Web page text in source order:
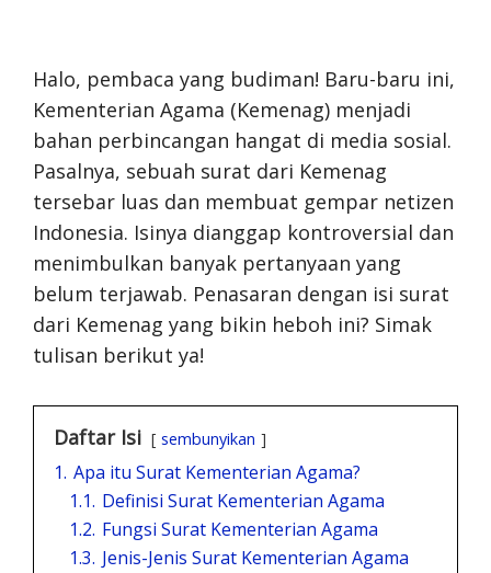
Halo, pembaca yang budiman! Baru-baru ini,
Kementerian Agama (Kemenag) menjadi
bahan perbincangan hangat di media sosial.
Pasalnya, sebuah surat dari Kemenag
tersebar luas dan membuat gempar netizen
Indonesia. Isinya dianggap kontroversial dan
menimbulkan banyak pertanyaan yang
belum terjawab. Penasaran dengan isi surat
dari Kemenag yang bikin heboh ini? Simak
tulisan berikut ya!
Daftar Isi sembunyikan
1. Apa itu Surat Kementerian Agama?
1.1. Definisi Surat Kementerian Agama
1.2. Fungsi Surat Kementerian Agama
1.3. Jenis-Jenis Surat Kementerian Agama